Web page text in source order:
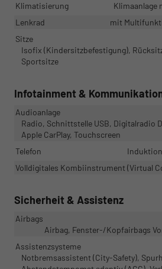
Klimatisierung
Klimaanlage
Lenkrad
mit
Sitze
Isofix (Kindersitzbefestigung),
Sportsitze
Infotainment &
Audioanlage
Radio, Schnittstelle USB, Digitalradio
Apple CarPlay, Touchscreen
Telefon
Volldigitales Kombiinstrument (Virtual
Sicherheit & Assistenz
Airbags
Airbag, Fenster-/Kopfairbags
Assistenzsysteme
Notbremsassistent (City-Safety),